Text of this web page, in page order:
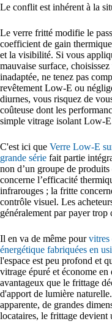
Le conflit est inhérent à la
Le verre fritté modifie le
coefficient de gain
et la visibilité. Si vous
mauvaise surface,
inadaptée, ne tenez pas
revêtement Low-E ou
diurnes, vous risquez de
coûteuse dont les
simple vitrage isolant Low-
C'est ici que Verre Low-E
grande série fait partie
non d’un groupe de
concerne l’efficacité
infrarouges ; la fritte
contrôle visuel. Les
généralement par payer trop
Il en va de même pourvitres
énergétique fabriquées en
l'espace est peu profond et
vitrage épuré et économe
avantageux que le frittage
d'apport de lumière
apparente, de grandes
locataires, le frittage